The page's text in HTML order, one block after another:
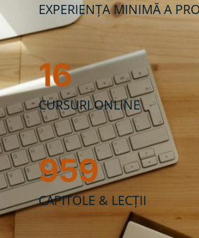
EXPERIENȚA MINIMĂ A
16
CURSURI ONLINE
959
CAPITOLE & LECȚII